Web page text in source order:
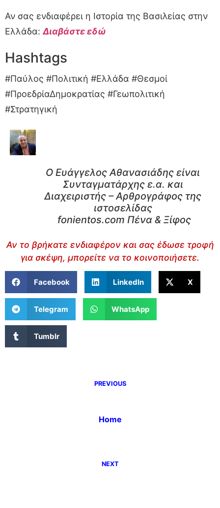
Αν σας ενδιαφέρει η Ιστορία της Βασιλείας στην
Ελλάδα: Διαβάστε εδώ
Hashtags
#Παύλος #Πολιτική #Ελλάδα #Θεσμοί
#ΠροεδρίαΔημοκρατίας #Γεωπολιτική
#Στρατηγική
Ο Ευάγγελος Αθανασιάδης είναι
Συνταγματάρχης ε.α. και
Διαχειριστής – Αρθρογράφος της
ιστοσελίδας
fonientos.com Πένα & Ξίφος
Αν το βρήκατε ενδιαφέρον και σας έδωσε τροφή
για σκέψη, μπορείτε να το κοινοποιήσετε.
Facebook LinkedIn X
Telegram WhatsApp
Tumblr
PREVIOUS
Home
NEXT